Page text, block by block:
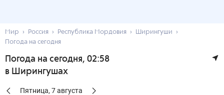
Мир Россия Республика Мордовия
Ширингуши
Погода на сегодня
Погода на сегодня, 02:58
в Ширингушах
Пятница, 7августа